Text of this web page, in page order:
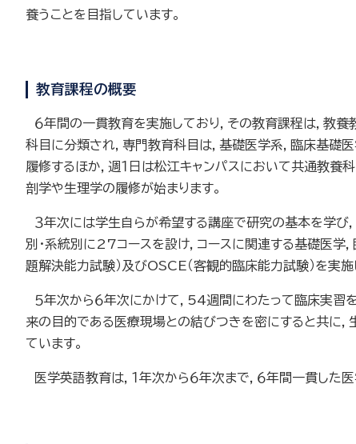
養うことを目指しています。
教育課程の概要
６年間の一貫教育を実施しており，その教育課程は，教
科目に分類され，専門教育科目は，基礎医学系，臨床基礎
履修するほか，週１日は松江キャンパスにおいて共通教養
剖学や生理学の履修が始まります。
３年次には学生自らが希望する講座で研究の基本を学び
別・系統別に27コースを設け，コースに関連する基礎医学
題解決能力試験）及びOSCE（客観的臨床能力試験）を実
５年次から６年次にかけて，54週間にわたって臨床実習
来の目的である医療現場との結びつきを密にすると共に
ています。
医学英語教育は，１年次から６年次まで，６年間一貫した